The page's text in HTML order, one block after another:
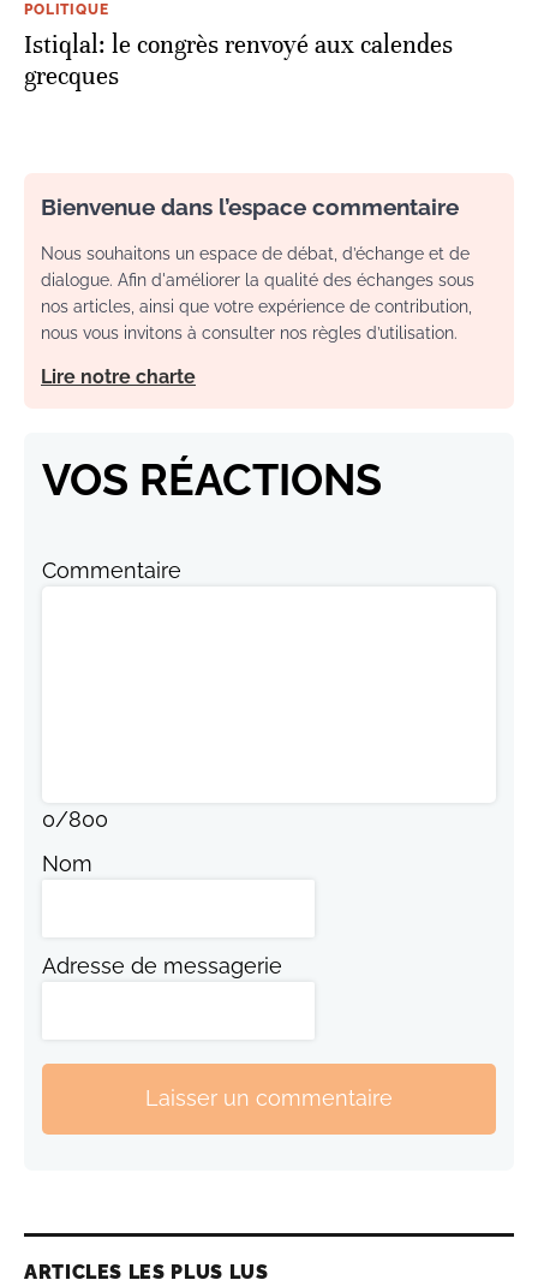
POLITIQUE
Istiqlal: le congrès renvoyé aux calendes
grecques
Bienvenue dans l’espace commentaire
Nous souhaitons un espace de débat, d’échange et de
dialogue. Afin d'améliorer la qualité des échanges sous
nos articles, ainsi que votre expérience de contribution,
nous vous invitons à consulter nos règles d’utilisation.
Lire notre charte
VOS RÉACTIONS
Commentaire
0/800
Nom
Adresse de messagerie
Laisser un commentaire
ARTICLES LES PLUS LUS